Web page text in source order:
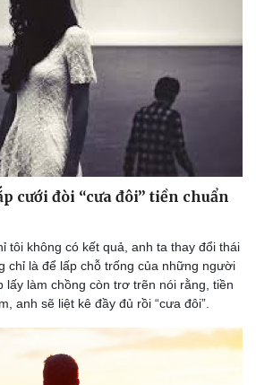
cưới đòi “cưa đôi” tiền chuẩn
tôi không có kết quả, anh ta thay đổi thái
chỉ là để lấp chỗ trống của những người
làm chồng còn trơ trẽn nói rằng, tiền
anh sẽ liệt kê đầy đủ rồi “cưa đôi”.